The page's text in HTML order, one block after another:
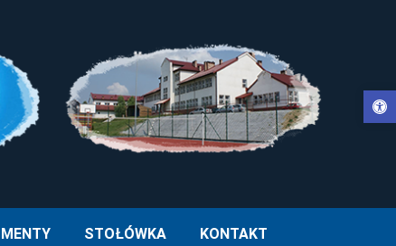
Otwórz pasek narzędzi
II W MUCHARZU
STOŁÓWKA KONTAKT